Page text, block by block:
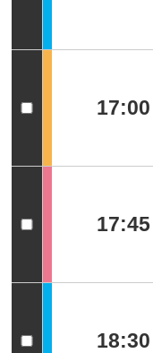
17:00
17:45
18:30